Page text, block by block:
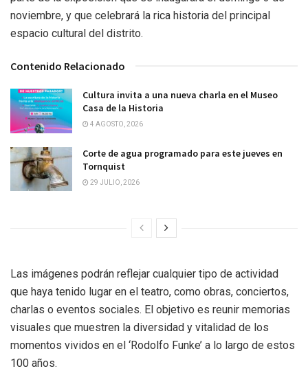
noviembre, y que celebrará la rica historia del principal
espacio cultural del distrito.
Contenido Relacionado
Cultura invita a una nueva charla en el Museo
Casa de la Historia
4 AGOSTO, 2026
Corte de agua programado para este jueves en
Tornquist
29 JULIO, 2026
Las imágenes podrán reflejar cualquier tipo de actividad
que haya tenido lugar en el teatro, como obras, conciertos,
charlas o eventos sociales. El objetivo es reunir memorias
visuales que muestren la diversidad y vitalidad de los
momentos vividos en el ‘Rodolfo Funke’ a lo largo de estos
100 años.